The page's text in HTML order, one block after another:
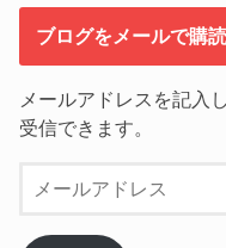
ブログをメールで購読
メールアドレスを記入
受信できます。
ー
ル